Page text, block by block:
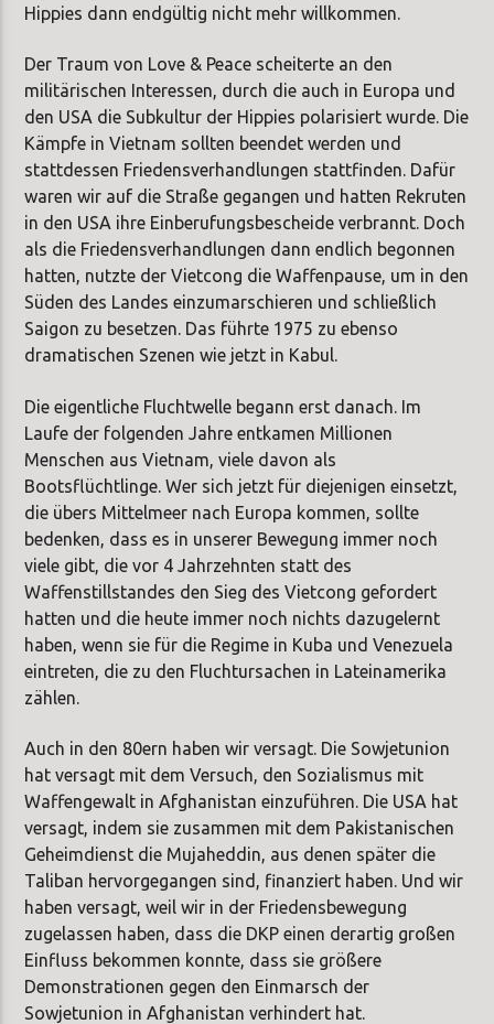
Hippies dann endgültig nicht mehr willkommen.
Der Traum von Love & Peace scheiterte an den
militärischen Interessen, durch die auch in Europa und
den USA die Subkultur der Hippies polarisiert wurde. Die
Kämpfe in Vietnam sollten beendet werden und
stattdessen Friedensverhandlungen stattfinden. Dafür
waren wir auf die Straße gegangen und hatten Rekruten
in den USA ihre Einberufungsbescheide verbrannt. Doch
als die Friedensverhandlungen dann endlich begonnen
hatten, nutzte der Vietcong die Waffenpause, um in den
Süden des Landes einzumarschieren und schließlich
Saigon zu besetzen. Das führte 1975 zu ebenso
dramatischen Szenen wie jetzt in Kabul.
Die eigentliche Fluchtwelle begann erst danach. Im
Laufe der folgenden Jahre entkamen Millionen
Menschen aus Vietnam, viele davon als
Bootsflüchtlinge. Wer sich jetzt für diejenigen einsetzt,
die übers Mittelmeer nach Europa kommen, sollte
bedenken, dass es in unserer Bewegung immer noch
viele gibt, die vor 4 Jahrzehnten statt des
Waffenstillstandes den Sieg des Vietcong gefordert
hatten und die heute immer noch nichts dazugelernt
haben, wenn sie für die Regime in Kuba und Venezuela
eintreten, die zu den Fluchtursachen in Lateinamerika
zählen.
Auch in den 80ern haben wir versagt. Die Sowjetunion
hat versagt mit dem Versuch, den Sozialismus mit
Waffengewalt in Afghanistan einzuführen. Die USA hat
versagt, indem sie zusammen mit dem Pakistanischen
Geheimdienst die Mujaheddin, aus denen später die
Taliban hervorgegangen sind, finanziert haben. Und wir
haben versagt, weil wir in der Friedensbewegung
zugelassen haben, dass die DKP einen derartig großen
Einfluss bekommen konnte, dass sie größere
Demonstrationen gegen den Einmarsch der
Sowjetunion in Afghanistan verhindert hat.